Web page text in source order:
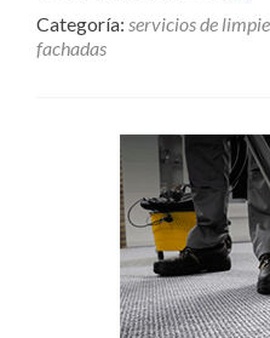
about
Categoría: servicios de
fachadas